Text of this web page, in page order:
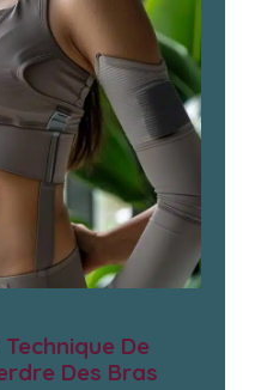
De
Des Bras